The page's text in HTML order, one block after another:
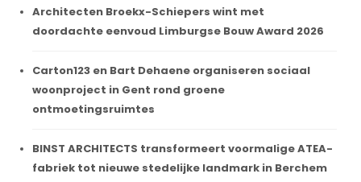
Architecten Broekx-Schiepers wint met
doordachte eenvoud Limburgse Bouw Award 2026
Carton123 en Bart Dehaene organiseren sociaal
woonproject in Gent rond groene
ontmoetingsruimtes
BINST ARCHITECTS transformeert voormalige ATEA-
fabriek tot nieuwe stedelijke landmark in Berchem